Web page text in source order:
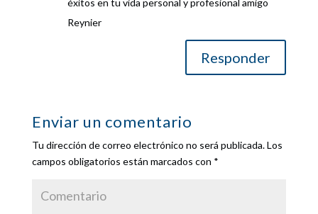
éxitos en tu vida personal y profesional amigo
Reynier
Responder
Enviar un comentario
Tu dirección de correo electrónico no será publicada.Los
campos obligatorios están marcados con *